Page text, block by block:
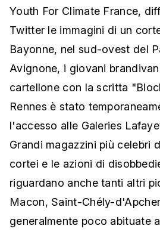
Youth For Climate France,
Twitter le immagini di un
Bayonne, nel sud-ovest del
Avignone, i giovani
cartellone con la scritta
Rennes è stato
l'accesso alle Galeries
Grandi magazzini più celebri
cortei e le azioni di
riguardano anche tanti altri
Macon, Saint-Chély-
generalmente poco abituate